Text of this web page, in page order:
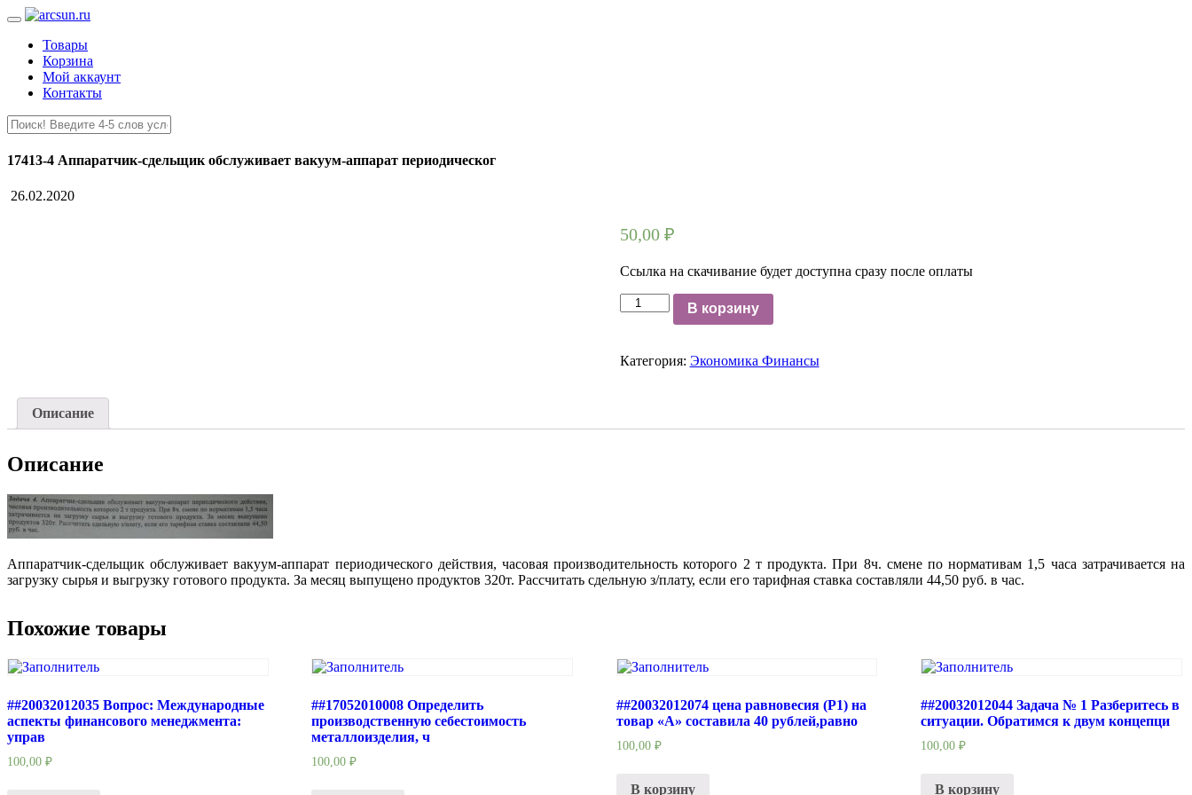
Товары
Корзина
Мой аккаунт
Контакты
17413-4 Аппаратчик-сдельщик обслуживает вакуум-аппарат периодическог
26.02.2020
50,00 ₽
Ссылка на скачивание будет доступна сразу после оплаты
Количество
17413-
сдельщик
периодическог
В корзину
Категория: Экономика Финансы
Описание
Описание
Аппаратчик-сдельщик обслуживает вакуум-аппарат периодического действия, часовая производительность которого 2 т продукта. При 8ч. смене по нормативам 1,5 часа затрачивается на
загрузку сырья и выгрузку готового продукта. За месяц выпущено продуктов 320т. Рассчитать сдельную з/плату, если его тарифная ставка составляли 44,50 руб. в час.
Похожие товары
##20032012035 Вопрос: Международные
аспекты финансового менеджмента:
управ
100,00 ₽
##17052010008 Определить
производственную себестоимость
металлоизделия, ч
100,00₽
##20032012074 цена равновесия (Р1) на
товар «А» составила 40 рублей,равно
100,00 ₽
В корзину
##20032012044 Задача № 1 Разберитесь в
ситуации. Обратимся к двум концепци
100,00 ₽
В корзину